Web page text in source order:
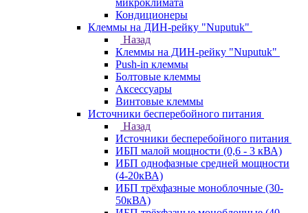
микроклимата
Кондиционеры
Клеммы на ДИН-рейку "Nuputuk"
Назад
Клеммы на ДИН-рейку "Nuputuk"
Push-in клеммы
Болтовые клеммы
Аксессуары
Винтовые клеммы
Источники бесперебойного питания
Назад
Источники бесперебойного питания
ИБП малой мощности (0,6 - 3 кВА)
ИБП однофазные средней мощности
(4-20кВА)
ИБП трёхфазные моноблочные (30-
50кВА)